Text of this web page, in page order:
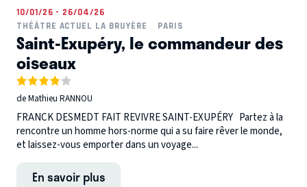
10/01/26 - 26/04/26
THÉÂTRE ACTUEL LA BRUYÈRE
PARIS
Saint-Exupéry, le commandeur des
oiseaux
de Mathieu RANNOU
FRANCK DESMEDT FAIT REVIVRE SAINT-EXUPÉRY Partez à la
rencontre un homme hors-norme qui a su faire rêver le monde,
et laissez-vous emporter dans un voyage...
En savoir plus